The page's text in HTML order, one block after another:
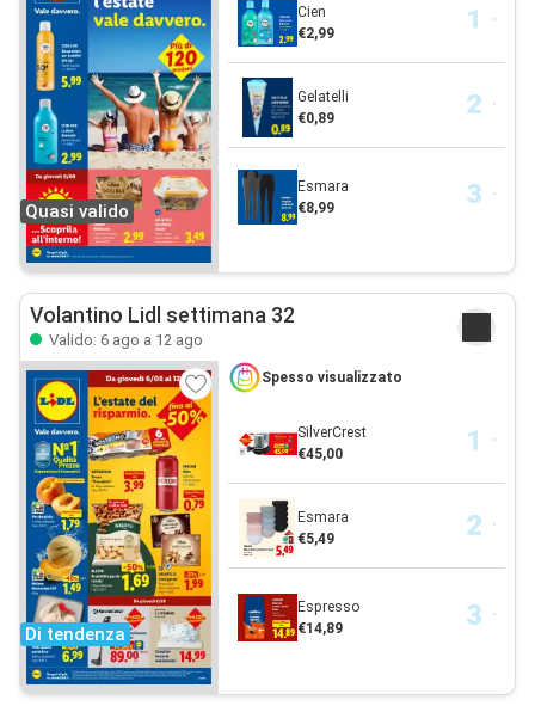
Quasi valido
Cien
€2,99
Gelatelli
€0,89
Esmara
€8,99
Volantino Lidl settimana 32
Valido: 6 ago a 12 ago
Di tendenza
Spesso visualizzato
SilverCrest
€45,00
Esmara
€5,49
Espresso
€14,89